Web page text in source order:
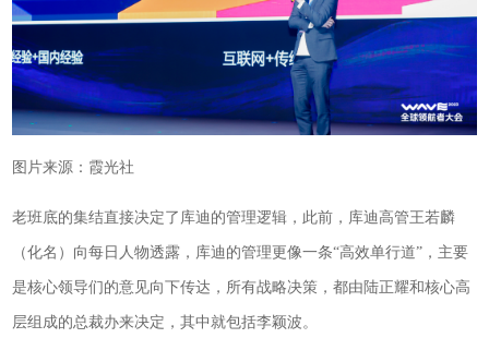
图片来源：霞光社
老班底的集结直接决定了库迪的管理逻辑，此前，库迪高管王若麟
（化名）向每日人物透露，库迪的管理更像一条“高效单行道”，主要
是核心领导们的意见向下传达，所有战略决策，都由陆正耀和核心高
层组成的总裁办来决定，其中就包括李颖波。